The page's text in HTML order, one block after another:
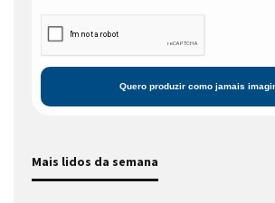
Mais lidos da semana